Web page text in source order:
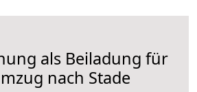
als Beiladung für
nach Stade